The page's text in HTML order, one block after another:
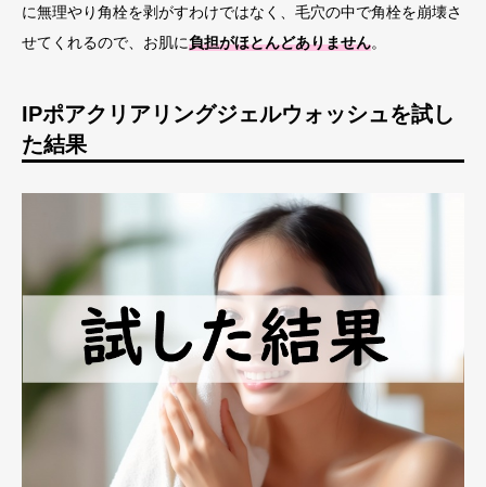
に無理やり角栓を剥がすわけではなく、毛穴の中で角栓を崩壊さ
せてくれるので、お肌に負担がほとんどありません。
IPポアクリアリングジェルウォッシュを試し
た結果